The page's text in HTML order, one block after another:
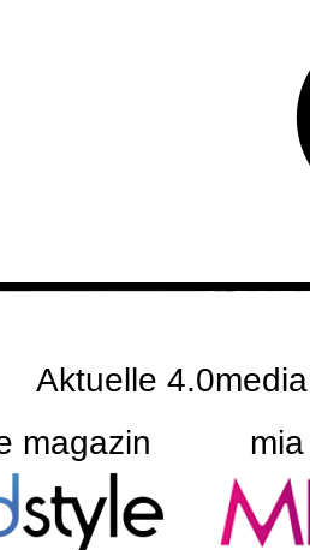
Aktuelle
magazin